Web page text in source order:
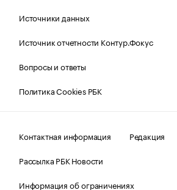
Источники данных
Источник отчетности Контур.Фокус
Вопросы и ответы
Политика Cookies РБК
Контактная информация
Редакция
Рассылка РБК Новости
Информация об ограничениях